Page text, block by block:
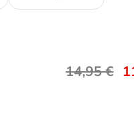
14,95€